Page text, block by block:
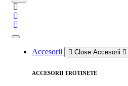
Accesorii Close Accesorii
ACCESORII TROTINETE